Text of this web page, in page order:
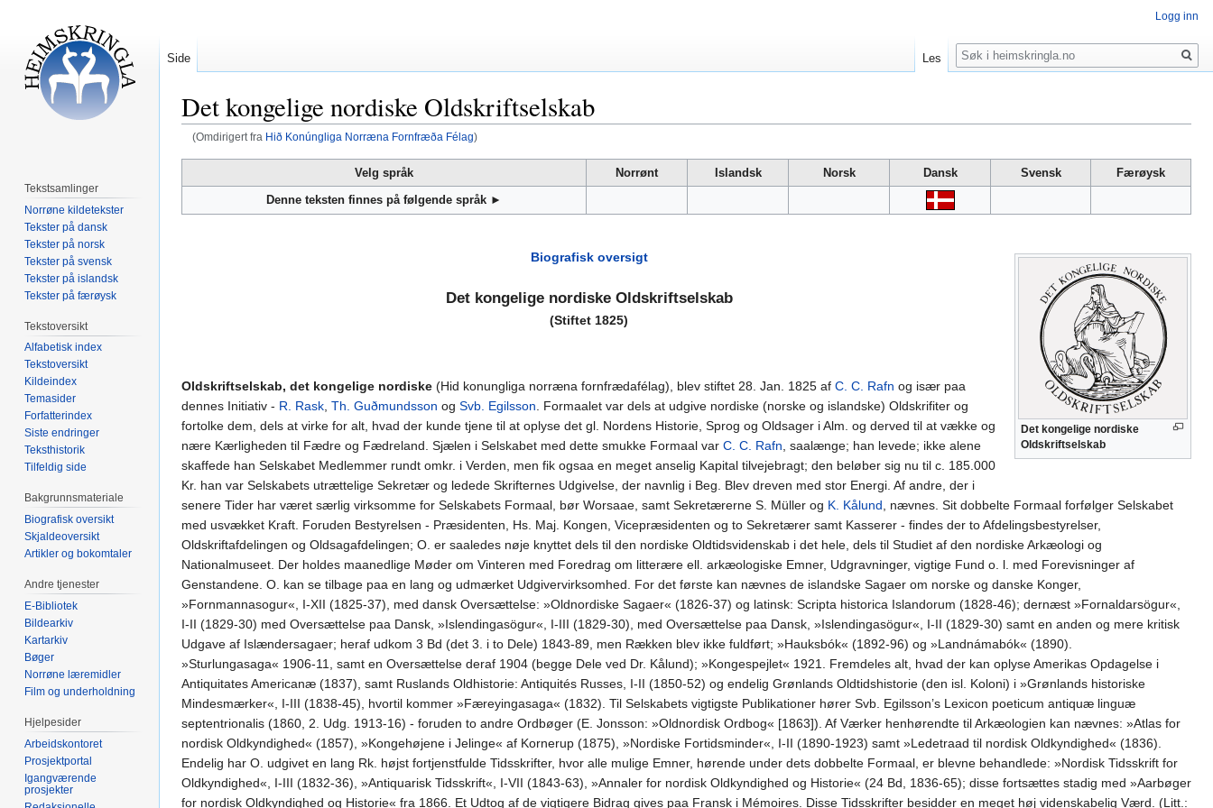
Det kongelige nordiske Oldskriftselskab
(Omdirigert fra Hið Konúngliga Norræna Fornfræða Félag)
til
til
Velg språk Norrønt Islandsk Norsk Dansk Svensk
Færøysk
Denne teksten finnes på følgende språk ►
Det kongelige nordiske
Oldskriftselskab
Biografisk oversigt
Det kongelige nordiske Oldskriftselskab
(Stiftet 1825)
Oldskriftselskab, det kongelige nordiske (Hid konungliga norræna fornfrædafélag), blev stiftet 28. Jan. 1825 af C. C. Rafn og især paa
dennes Initiativ - R. Rask Th. Guðmundsson og Svb. Egilsson . Formaalet var dels at udgive nordiske (norske og islandske) Oldskrifiter og
fortolke dem, dels at virke for alt, hvad der kunde tjene til at oplyse det gl. Nordens Historie, Sprog og Oldsager i Alm. og derved til at vække og
nære Kærligheden til Fædre og Fædreland. Sjælen i Selskabet med dette smukke Formaal var C. C. Rafn , saalænge; han levede; ikke alene
skaffede han Selskabet Medlemmer rundt omkr. i Verden, men fik ogsaa en meget anselig Kapital tilvejebragt; den beløber sig nu til c. 185.000
Kr. han var Selskabets utrættelige Sekretær og ledede Skrifternes Udgivelse, der navnlig i Beg. Blev dreven med stor Energi. Af andre, der i
senere Tider har været særlig virksomme for Selskabets Formaal, bør Worsaae, samt Sekretærerne S. Müller og K. Kålund , nævnes. Sit dobbelte Formaal forfølger Selskabet
med usvækket Kraft. Foruden Bestyrelsen - Præsidenten, Hs. Maj. Kongen, Vicepræsidenten og to Sekretærer samt Kasserer - findes der to Afdelingsbestyrelser,
Oldskriftafdelingen og Oldsagafdelingen; O. er saaledes nøje knyttet dels til den nordiske Oldtidsvidenskab i det hele, dels til Studiet af den nordiske Arkæologi og
Nationalmuseet. Der holdes maanedlige Møder om Vinteren med Foredrag om litterære ell. arkæologiske Emner, Udgravninger, vigtige Fund o. l. med Forevisninger af
Genstandene. O. kan se tilbage paa en lang og udmærket Udgivervirksomhed. For det første kan nævnes de islandske Sagaer om norske og danske Konger,
»Fornmannasogur«, I-XII (1825-37), med dansk Oversættelse: »Oldnordiske Sagaer« (1826-37) og latinsk: Scripta historica Islandorum (1828-46); dernæst »Fornaldarsögur«,
I-II (1829-30) med Oversættelse paa Dansk, »Islendingasögur«, I-III (1829-30), med Oversættelse paa Dansk, »Islendingasögur«, I-II (1829-30) samt en anden og mere kritisk
Udgave af Islændersagaer; heraf udkom 3 Bd (det 3. i to Dele) 1843-89, men Rækken blev ikke fuldført; »Hauksbók« (1892-96) og »Landnámabók« (1890).
»Sturlungasaga« 1906-11, samt en Oversættelse deraf 1904 (begge Dele ved Dr. Kålund); »Kongespejlet« 1921. Fremdeles alt, hvad der kan oplyse Amerikas Opdagelse i
Antiquitates Americanæ (1837), samt Ruslands Oldhistorie: Antiquités Russes, I-II (1850-52) og endelig Grønlands Oldtidshistorie (den isl. Koloni) i »Grønlands historiske
Mindesmærker«, I-III (1838-45), hvortil kommer »Færeyingasaga« (1832). Til Selskabets vigtigste Publikationer hører Svb. Egilsson’s Lexicon poeticum antiquæ linguæ
septentrionalis (1860, 2. Udg. 1913-16) - foruden to andre Ordbøger (E. Jonsson: »Oldnordisk Ordbog« [1863]). Af Værker henhørendte til Arkæologien kan nævnes: »Atlas for
nordisk Oldkyndighed« (1857), »Kongehøjene i Jelinge« af Kornerup (1875), »Nordiske Fortidsminder«, I-II (1890-1923) samt »Ledetraad til nordisk Oldkyndighed« (1836).
Endelig har O. udgivet en lang Rk. højst fortjenstfulde Tidsskrifter, hvor alle mulige Emner, hørende under dets dobbelte Formaal, er blevne behandlede: »Nordisk Tidsskrift for
Oldkyndighed«, I-III (1832-36), »Antiquarisk Tidsskrift«, I-VII (1843-63), »Annaler for nordisk Oldkyndighed og Historie« (24 Bd, 1836-65); disse fortsættes stadig med »Aarbøger
for nordisk Oldkyndighed og Historie« fra 1866. Et Udtog af de vigtigere Bidrag gives paa Fransk i Mémoires. Disse Tidsskrifter besidder en meget høj videnskabelig Værd. (Litt.:
Logg inn
Side Les
Søk
Tekstsamlinger
Norrøne kildetekster
Tekster på dansk
Tekster på norsk
Tekster på svensk
Tekster på islandsk
Tekster på færøysk
Tekstoversikt
Alfabetisk index
Tekstoversikt
Kildeindex
Temasider
Forfatterindex
Siste endringer
Teksthistorik
Tilfeldig side
Bakgrunnsmateriale
Biografisk oversikt
Skjaldeoversikt
Artikler og bokomtaler
Andre tjenester
E-Bibliotek
Bildearkiv
Kartarkiv
Bøger
Norrøne læremidler
Film og underholdning
Hjelpesider
Arbeidskontoret
Prosjektportal
Igangværende
prosjekter